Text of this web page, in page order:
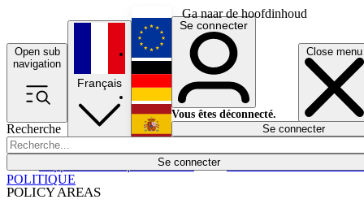
Ga naar de hoofdinhoud
Open sub
navigation
Close menu
Recherche
Se connecter
POLICY AREAS
Économie
Français
English
Deutsch
Español
Se connecter
Vous êtes déconnecté.
Se connecter
POLITIQUE